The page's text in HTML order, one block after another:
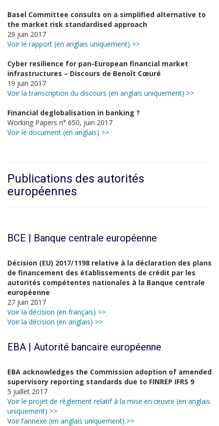
Basel Committee consults on a simplified alternative to
the market risk standardised approach
29 juin 2017
Voir le rapport (en anglais uniquement) >>
Cyber resilience for pan-European financial market
infrastructures – Discours de Benoît Cœuré
19 juin 2017
Voir la transcription du discours (en anglais uniquement) >>
Financial deglobalisation in banking ?
Working Papers n° 650, juin 2017
Voir le document (en anglais) >>
Publications des autorités
européennes
BCE | Banque centrale européenne
Décision (EU) 2017/1198 relative à la déclaration des plans
de financement des établissements de crédit par les
autorités compétentes nationales à la Banque centrale
européenne
27 juin 2017
Voir la décision (en français) >>
Voir la décision (en anglais) >>
EBA | Autorité bancaire européenne
EBA acknowledges the Commission adoption of amended
supervisory reporting standards due to FINREP IFRS 9
5 juillet 2017
Voir le projet de règlement relatif à la mise en œuvre (en anglais
uniquement) >>
Voir l’annexe (en anglais uniquement) >>